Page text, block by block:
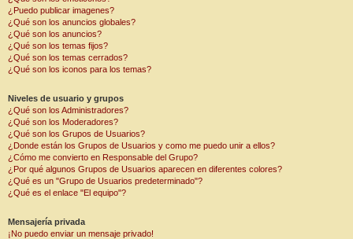
¿Puedo publicar imagenes?
¿Qué son los anuncios globales?
¿Qué son los anuncios?
¿Qué son los temas fijos?
¿Qué son los temas cerrados?
¿Qué son los iconos para los temas?
Niveles de usuario y grupos
¿Qué son los Administradores?
¿Qué son los Moderadores?
¿Qué son los Grupos de Usuarios?
¿Donde están los Grupos de Usuarios y como me puedo unir a ellos?
¿Cómo me convierto en Responsable del Grupo?
¿Por qué algunos Grupos de Usuarios aparecen en diferentes colores?
¿Qué es un "Grupo de Usuarios predeterminado"?
¿Qué es el enlace "El equipo"?
Mensajería privada
¡No puedo enviar un mensaje privado!